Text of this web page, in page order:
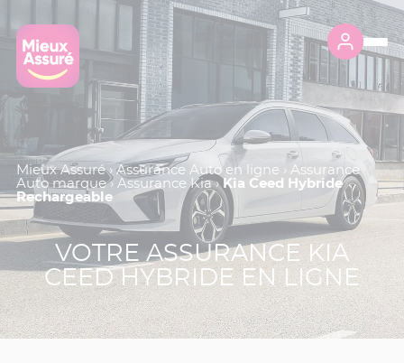
Mieux Assuré› Assurance Auto en ligne › Assurance
Auto marque› Assurance Kia› Kia Ceed Hybride
Rechargeable
VOTRE ASSURANCE KIA
CEED HYBRIDE EN LIGNE